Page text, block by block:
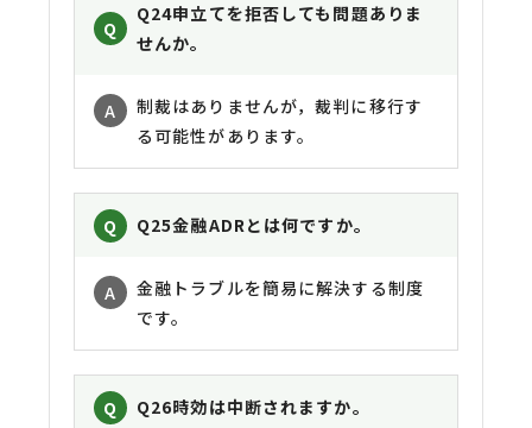
Q24申立てを拒否しても問題ありま
せんか。
制裁はありませんが，裁判に移行す
る可能性があります。
Q25金融ADRとは何ですか。
金融トラブルを簡易に解決する制度
です。
Q26時効は中断されますか。